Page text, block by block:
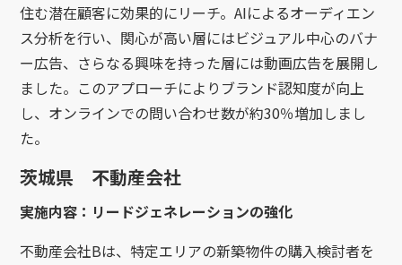
住む潜在顧客に効果的にリーチ。AIによるオーディエン
ス分析を行い、関心が高い層にはビジュアル中心のバナ
ー広告、さらなる興味を持った層には動画広告を展開し
ました。このアプローチによりブランド認知度が向上
し、オンラインでの問い合わせ数が約30％増加しまし
た。
茨城県 不動産会社
実施内容：リードジェネレーションの強化
不動産会社Bは、特定エリアの新築物件の購入検討者を